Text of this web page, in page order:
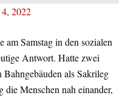
4, 2022
Samstag in den sozialen
Antwort. Hatte zwei
als Sakrileg
die Menschen nah einander,